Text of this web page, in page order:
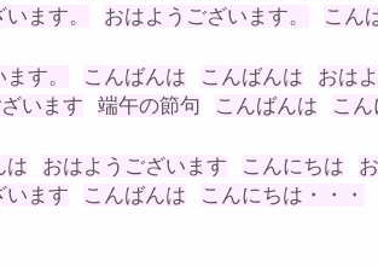
ます。 おはようございます。 こん
す。 こんばんは こんばんは おは
います 端午の節句 こんばんは こ
は おはようございます こんにちは
います こんばんは こんにちは・・・